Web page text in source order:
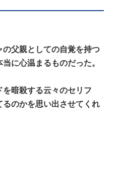
父親としての自覚を持つ
に心温まるものだった。
暗殺する云々のセリフ
のかを思い出させてくれ